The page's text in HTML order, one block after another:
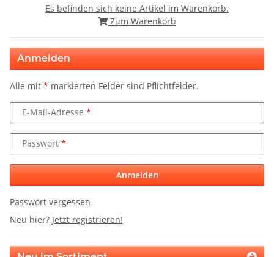
Es befinden sich keine Artikel im Warenkorb.
Zum Warenkorb
Anmelden
Alle mit * markierten Felder sind Pflichtfelder.
E-Mail-Adresse
Passwort
Anmelden
Passwort vergessen
Neu hier? Jetzt registrieren!